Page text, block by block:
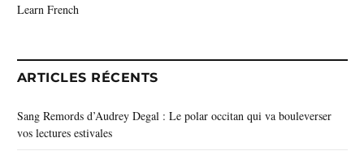
Learn French
ARTICLES RÉCENTS
Sang Remords d’Audrey Degal : Le polar occitan qui va bouleverser
vos lectures estivales